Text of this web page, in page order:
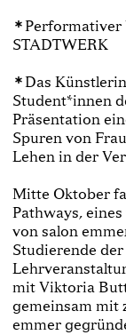
Performativer
STADTWERK
Das
Student*innen
Präsentation
Spuren von
Lehen in der
Mitte Oktober
Pathways,
von salon
Studierende
mit Viktoria
gemeinsam mit
emmer